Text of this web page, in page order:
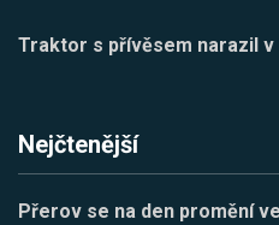
Traktor s přívěsem narazil
Nejčtenější
Přerov se na den promění